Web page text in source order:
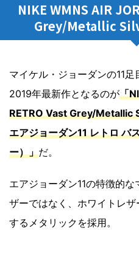
NIKE WMNS AIR
Grey/Metallic
マイケル・ジョーダンの11
2019年最新作となるのが「
RETRO Vast Grey/Metallic
エアジョーダン11 レトロ バ
ー）」だ。
エアジョーダン11の特徴的
ザーではなく、ホワイトレ
するメタリックを採用。